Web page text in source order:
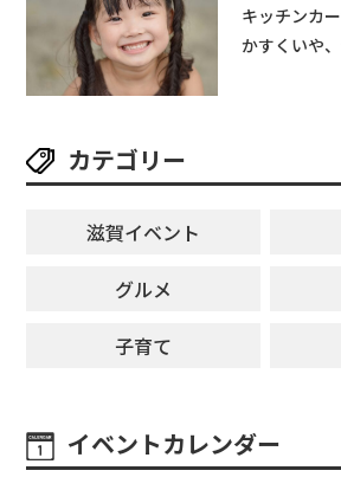
キッチンカ
かすくいや
カテゴリー
滋賀イベント
グルメ
子育て
イベントカレンダー